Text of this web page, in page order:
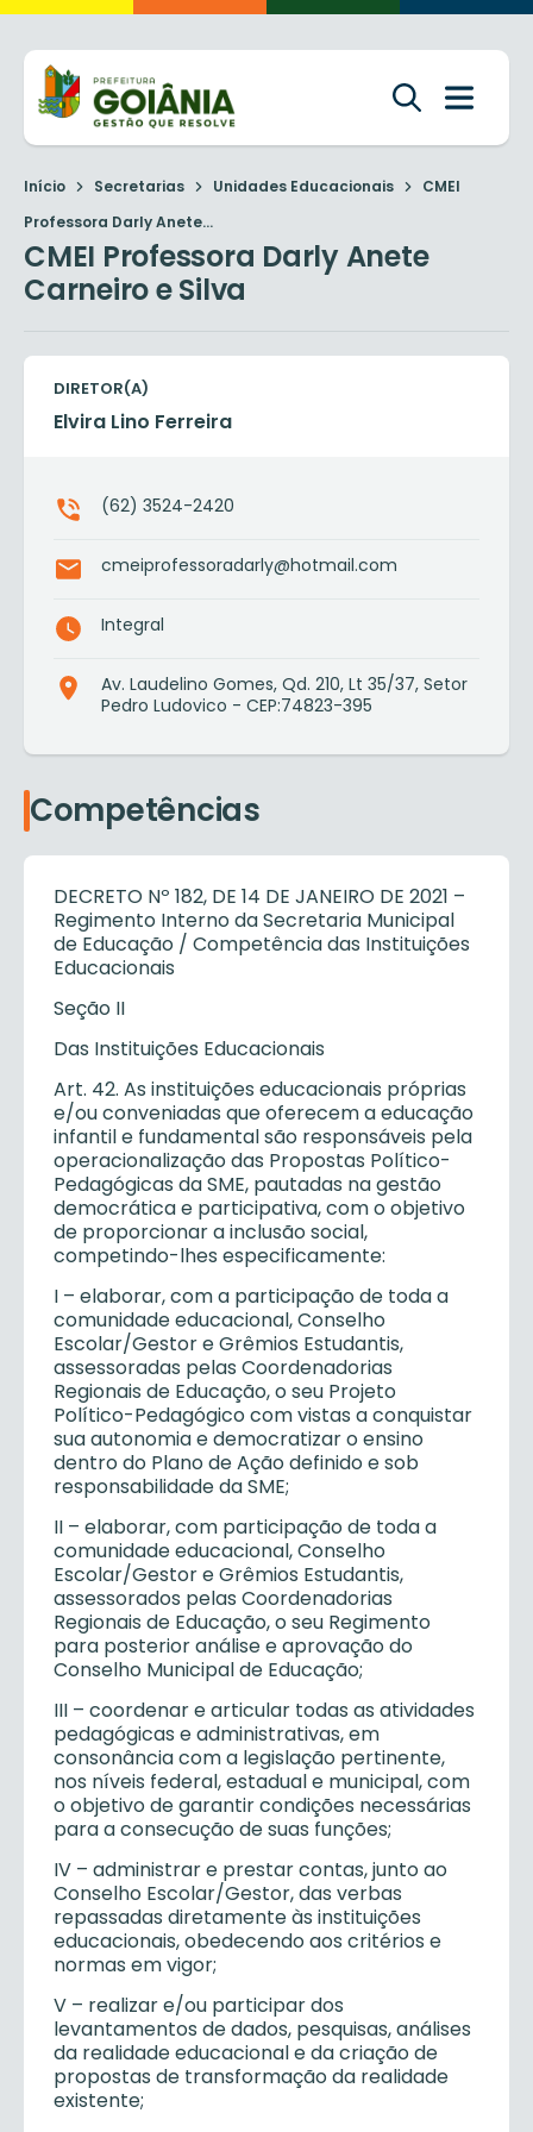
Início Secretarias Unidades Educacionais
CMEI
Professora Darly Anete...
CMEI Professora Darly Anete
Carneiro e Silva
DIRETOR(A)
Elvira Lino Ferreira
(62) 3524-2420
cmeiprofessoradarly@hotmail.com
Integral
Av. Laudelino Gomes, Qd. 210, Lt 35/37, Setor
Pedro Ludovico - CEP:74823-395
Competências
DECRETO Nº 182, DE 14 DE JANEIRO DE 2021 –
Regimento Interno da Secretaria Municipal
de Educação / Competência das Instituições
Educacionais
Seção II
Das Instituições Educacionais
Art. 42. As instituições educacionais próprias
e/ou conveniadas que oferecem a educação
infantil e fundamental são responsáveis pela
operacionalização das Propostas Político-
Pedagógicas da SME, pautadas na gestão
democrática e participativa, com o objetivo
de proporcionar a inclusão social,
competindo-lhes especificamente:
I – elaborar, com a participação de toda a
comunidade educacional, Conselho
Escolar/Gestor e Grêmios Estudantis,
assessoradas pelas Coordenadorias
Regionais de Educação, o seu Projeto
Político-Pedagógico com vistas a conquistar
sua autonomia e democratizar o ensino
dentro do Plano de Ação definido e sob
responsabilidade da SME;
II – elaborar, com participação de toda a
comunidade educacional, Conselho
Escolar/Gestor e Grêmios Estudantis,
assessorados pelas Coordenadorias
Regionais de Educação, o seu Regimento
para posterior análise e aprovação do
Conselho Municipal de Educação;
III – coordenar e articular todas as atividades
pedagógicas e administrativas, em
consonância com a legislação pertinente,
nos níveis federal, estadual e municipal, com
o objetivo de garantir condições necessárias
para a consecução de suas funções;
IV – administrar e prestar contas, junto ao
Conselho Escolar/Gestor, das verbas
repassadas diretamente às instituições
educacionais, obedecendo aos critérios e
normas em vigor;
V – realizar e/ou participar dos
levantamentos de dados, pesquisas, análises
da realidade educacional e da criação de
propostas de transformação da realidade
existente;